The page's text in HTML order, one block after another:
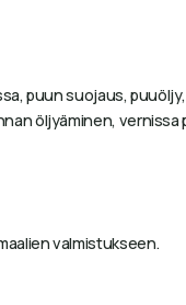
puun suojaus,
öljyäminen, vernissa
valmistukseen.